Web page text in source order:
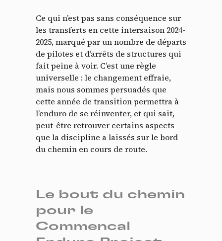
Ce qui n’est pas sans conséquence sur
les transferts en cette intersaison 2024-
2025, marqué par un nombre de départs
de pilotes et d’arrêts de structures qui
fait peine à voir. C’est une règle
universelle : le changement effraie,
mais nous sommes persuadés que
cette année de transition permettra à
l’enduro de se réinventer, et qui sait,
peut-être retrouver certains aspects
que la discipline a laissés sur le bord
du chemin en cours de route.
Le bout du chemin
pour le
Commencal